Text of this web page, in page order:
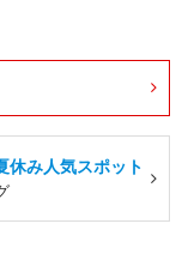
休み人気スポット